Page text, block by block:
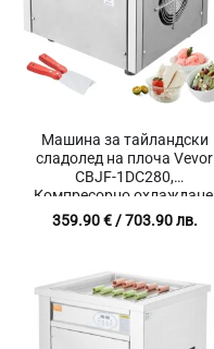
Машина за тайландски
сладолед на плоча Vevor
CBJF-1DC280,
Компресорно охлаждане,
Неръждаема стомана
359.90€/ 703.90 лв.